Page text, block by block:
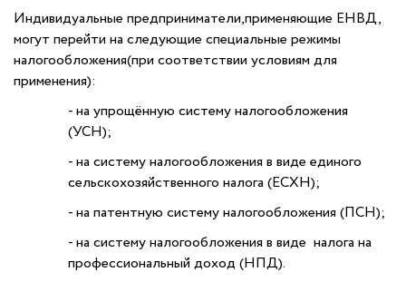
Индивидуальные предприниматели,применяющие ЕНВД,
могут перейти на следующие специальные режимы
налогообложения(при соответствии условиям для
применения):
- на упрощённую систему налогообложения
(УСН);
- на систему налогообложения в виде единого
сельскохозяйственного налога (ЕСХН);
- на патентную систему налогообложения (ПСН);
- на систему налогообложения в виде налога на
профессиональный доход (НПД).